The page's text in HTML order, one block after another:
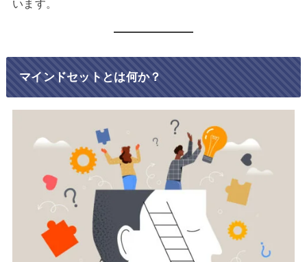
います。
マインドセットとは何か？